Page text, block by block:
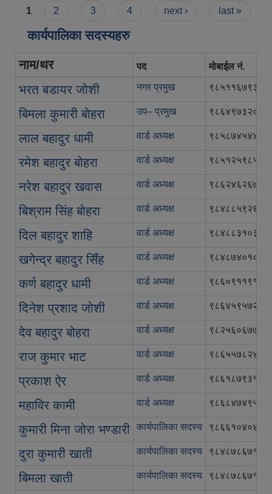
Pages
1 2 3 4 next › last »
कार्यपालिका सदस्यहरु
नाम/थर पद मोबाईल नं.
भरत बडायर जोशी नगर प्रमुख ९८५११६७९३५
बिमला कुमारी बाेहरा उप– प्रमुख ९८६४९७३२०२
लाल बहादुर धामी वार्ड अध्यक्ष ९८५८७४५४४४
रमेश बहादुर बोहरा वार्ड अध्यक्ष ९८५१२५९८५७
नरेश बहादुर खवास वार्ड अध्यक्ष ९८६२४६२६७६
बिश्राम सिंह बोहरा वार्ड अध्यक्ष ९८४८८५९२६२
दिल बहादुर शाहि वार्ड अध्यक्ष ९८४८८३१०३३
खगेन्द्र बहादुर सिँह वार्ड अध्यक्ष ९८४८७४०१०४
कर्ण बहादुर धामी वार्ड अध्यक्ष ९८६०९११९१३
दिनेश प्रशाद जोशी वार्ड अध्यक्ष ९८६४५९५७२२
देव बहादुर बोहरा वार्ड अध्यक्ष ९८२५६०६७७७
राज कुमार भाट वार्ड अध्यक्ष ९८६५५७८२४८
प्रकाश ऐर वार्ड अध्यक्ष ९८६१८७९३१५
महाविर कामी वार्ड अध्यक्ष ९८६८४७४९५६
कुमारी मिना जोरा भण्डारी कार्यपालिका सदस्य ९८६६१०४०४३
दुरा कुमारी खाती कार्यपालिका सदस्य ९८४८७८६७१३
बिमला खाती कार्यपालिका सदस्य ९८४८७८६७१३